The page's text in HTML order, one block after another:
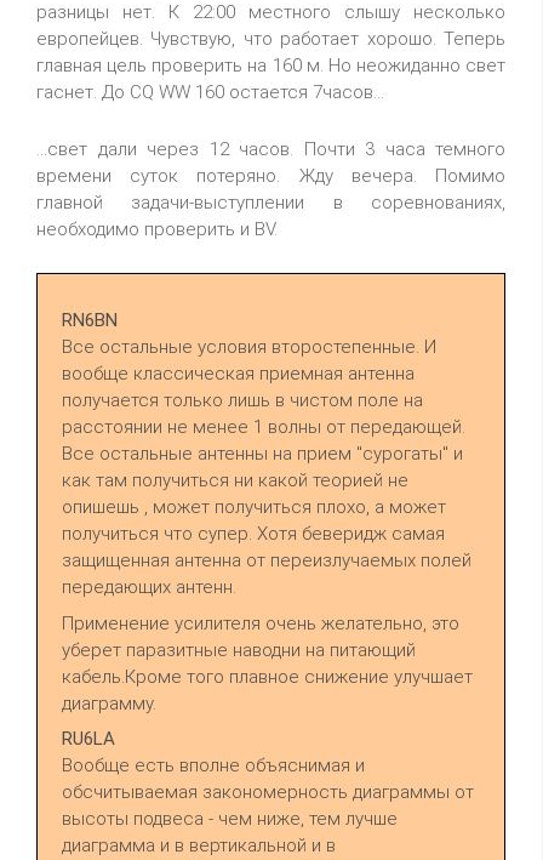
разницы нет. К 22:00 местного слышу несколько
европейцев. Чувствую, что работает хорошо. Теперь
главная цель проверить на 160 м. Но неожиданно свет
гаснет. До CQ WW 160 остается 7часов...
...свет дали через 12 часов. Почти 3 часа темного
времени суток потеряно. Жду вечера. Помимо
главной задачи-выступлении в соревнованиях,
необходимо проверить и BV.
RN6BN
Все остальные условия второстепенные. И
вообще классическая приемная антенна
получается только лишь в чистом поле на
расстоянии не менее 1 волны от передающей.
Все остальные антенны на прием "сурогаты" и
как там получиться ни какой теорией не
опишешь , может получиться плохо, а может
получиться что супер. Хотя беверидж самая
защищенная антенна от переизлучаемых полей
передающих антенн.
Применение усилителя очень желательно, это
уберет паразитные наводни на питающий
кабель.Кроме того плавное снижение улучшает
диаграмму.
RU6LA
Вообще есть вполне объяснимая и
обсчитываемая закономерность диаграммы от
высоты подвеса - чем ниже, тем лучше
диаграмма и в вертикальной и в